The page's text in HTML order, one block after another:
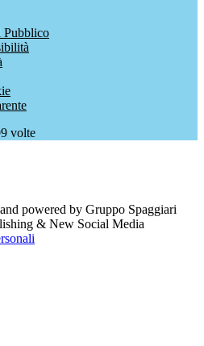
volte
powered by Gruppo Spaggiari
& New Social Media